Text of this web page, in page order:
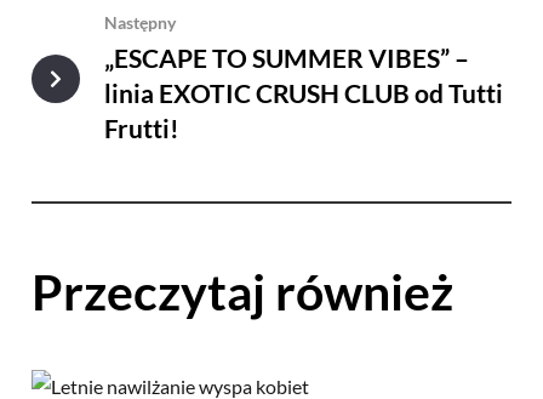
Następny
„ESCAPE TO SUMMER VIBES” –
linia EXOTIC CRUSH CLUB od Tutti
Frutti!
Przeczytaj również